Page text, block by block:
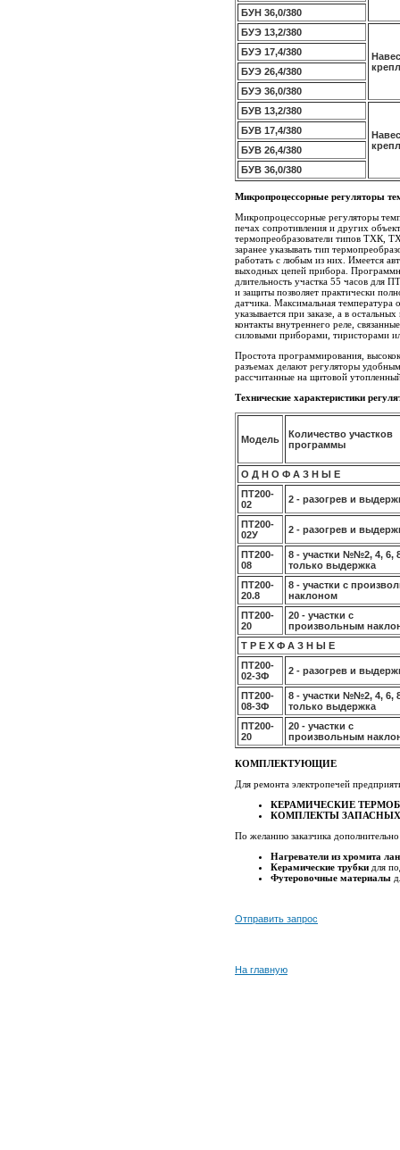
БУН 36,0/380
БУЭ 13,2/380
БУЭ 17,4/380
БУЭ 26,4/380
БУЭ 36,0/380
БУВ 13,2/380
БУВ 17,4/380
БУВ 26,4/380
БУВ 36,0/380
Микропроцессорные регуляторы
Микропроцессорные регуляторы
печах сопротивления и других
термопреобразователи типов
заранее указывать тип
работать с любым из них. Имеется
выходных цепей прибора.
длительность участка 55 часов для
и защиты позволяет практически
датчика. Максимальная
указывается при заказе, а в
контакты внутреннего реле,
силовыми приборами, тиристорами
Простота программирования,
разъемах делают регуляторы
рассчитанные на щитовой
Технические характеристики
Модель
Количество участков
программы
О Д Н О Ф А З Н Ы Е
ПТ200-
02
2 - разогрев и
ПТ200-
02У
2 - разогрев и
ПТ200-
08
8 - участки №№2, 4, 6,
только выдержка
ПТ200-
20.8
8 - участки с
наклоном
ПТ200-
20
20 - участки с
произвольным
Т Р Е Х Ф А З Н Ы Е
ПТ200-
02-3Ф
2 - разогрев и
ПТ200-
08-3Ф
8 - участки №№2, 4, 6,
только выдержка
ПТ200-
20
20 - участки с
произвольным
КОМПЛЕКТУЮЩИЕ
Для ремонта электропечей
КЕРАМИЧЕСКИЕ
КОМПЛЕКТЫ
По желанию заказчика
Нагреватели из хромита
Керамические трубки для
Футеровочные материалы
Отправить запрос
На главную